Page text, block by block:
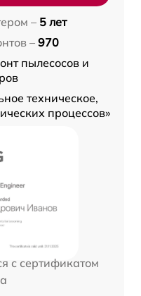
– 5 лет
– 970
пылесосов и
техническое,
процессов»
с сертификатом